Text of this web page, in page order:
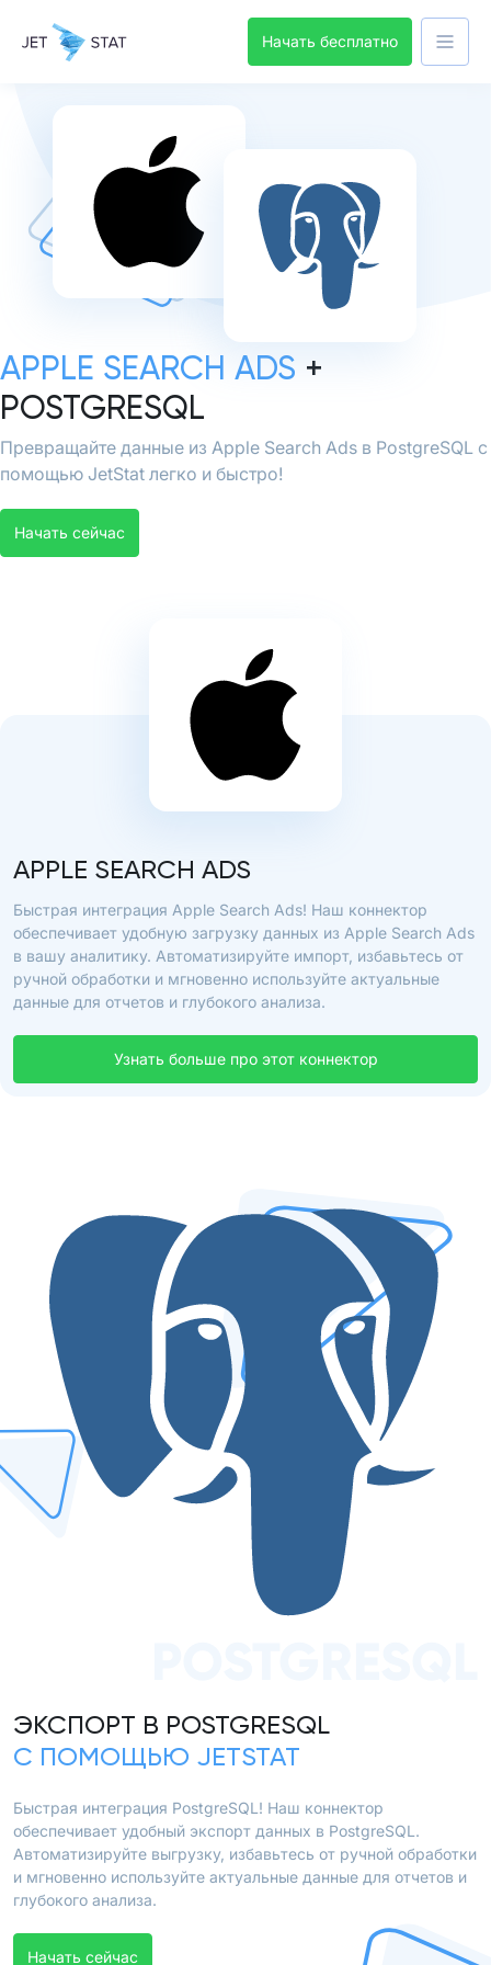
Начать бесплатно
APPLE SEARCH ADS +
POSTGRESQL
Превращайте данные из Apple Search Ads в PostgreSQL с
помощью JetStat легко и быстро!
Начать сейчас
APPLE SEARCH ADS
Быстрая интеграция Apple Search Ads! Наш коннектор
обеспечивает удобную загрузку данных из Apple Search Ads
в вашу аналитику. Автоматизируйте импорт, избавьтесь от
ручной обработки и мгновенно используйте актуальные
данные для отчетов и глубокого анализа.
Узнать больше про этот коннектор
ЭКСПОРТ В POSTGRESQL
С ПОМОЩЬЮ JETSTAT
Быстрая интеграция PostgreSQL! Наш коннектор
обеспечивает удобный экспорт данных в PostgreSQL.
Автоматизируйте выгрузку, избавьтесь от ручной обработки
и мгновенно используйте актуальные данные для отчетов и
глубокого анализа.
Начать сейчас